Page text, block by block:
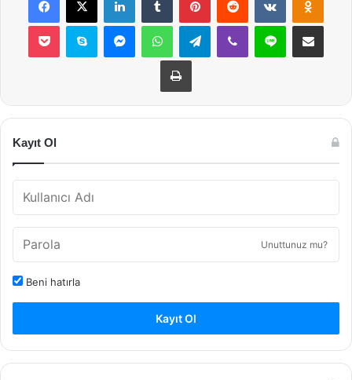
Pocket Skype MessengerWhatsAppTelegramViber Line E-Posta ile
Yazdır
Kayıt Ol
Unuttunuz mu?
Beni hatırla
Kayıt Ol